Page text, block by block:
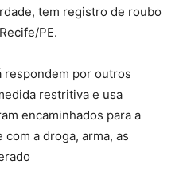
tem registro de roubo
PE.
respondem por outros
restritiva e usa
encaminhados para a
a droga, arma, as